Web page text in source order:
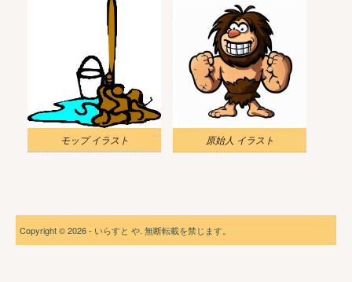
モップ イラスト 原始人 イラスト
Copyright © 2026 - いらすと や. 無断転載を禁じます。